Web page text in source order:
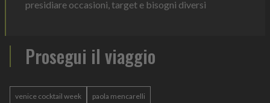
presidiare occasioni, target e bisogni diversi
Prosegui il viaggio
venice cocktail week paola mencarelli